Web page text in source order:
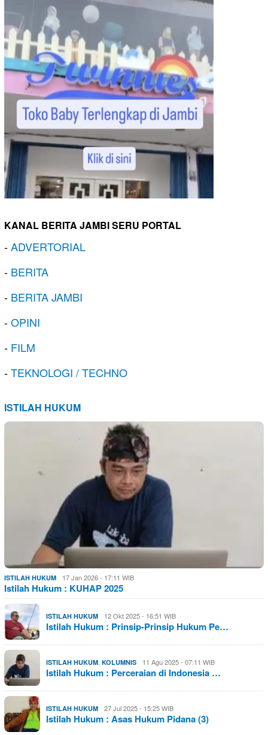
KANAL BERITA JAMBI SERU PORTAL
-ADVERTORIAL
- BERITA
- BERITA JAMBI
-OPINI
- FILM
-TEKNOLOGI / TECHNO
ISTILAH HUKUM
ISTILAH HUKUM 17 Jan 2026 - 17:11 WIB
Istilah Hukum : KUHAP 2025
ISTILAH HUKUM 12 Okt 2025 - 16:51 WIB
Istilah Hukum : Prinsip-Prinsip Hukum Pe…
ISTILAH HUKUM, KOLUMNIS 11 Agu 2025 - 07:11 WIB
Istilah Hukum : Perceraian di Indonesia …
ISTILAH HUKUM 27 Jul 2025 - 15:25 WIB
Istilah Hukum : Asas Hukum Pidana (3)